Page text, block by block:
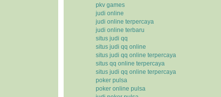
pkv games
judi online
judi online terpercaya
judi online terbaru
situs judi qq
situs judi qq online
situs judi qq online terpercaya
situs qq online terpercaya
situs judi qq online terpercaya
poker pulsa
poker online pulsa